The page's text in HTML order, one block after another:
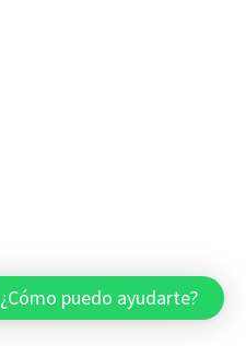
¿Cómo puedo ayudarte?